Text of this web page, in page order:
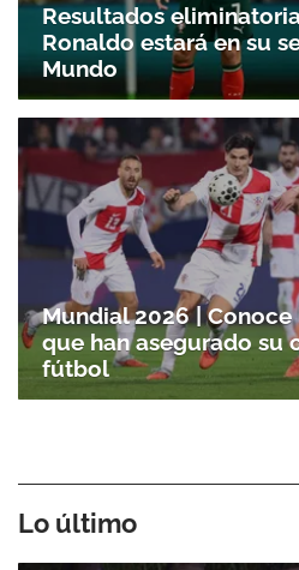
Resultados
Ronaldo estará en su
Mundo
Mundial 2026 |
que han asegurado su
fútbol
Lo último